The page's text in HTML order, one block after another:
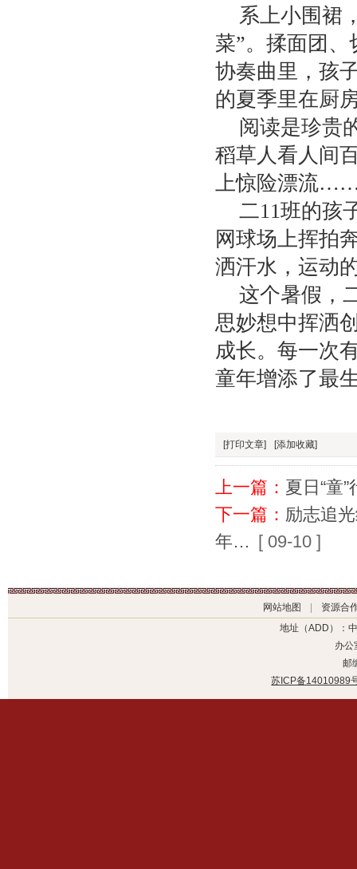
系上小围裙
菜”。揉面团
协奏曲里，孩
的夏季里在厨
阅读是珍贵
稻草人看人间
上惊险漂流……
二11班的孩
网球场上挥拍
洒汗水，运动
这个暑假，
思妙想中挥洒
成长。每一次
童年增添了最
[打印文章] [添加收藏]
上一篇： 夏日“童
下一篇： 励志追
年… [ 09-10 ]
网站地图
资源合
地址（ADD）：
办公
邮
苏ICP备14010989